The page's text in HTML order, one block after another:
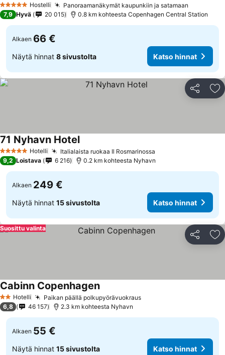
5 TähtiluokitusHostelli Panoraamanäkymät kaupunkiin ja satamaan
7,9 Hyvä 20 015 0.8 km kohteesta Copenhagen Central Station
Alkaen 66 €
Näytä hinnat 8 sivustolta Katso hinnat
Jaa
5 Tähtiluokitus
Hotelli Italialaista ruokaa Il Rosmarinossa
71 Nyhavn Hotel
9,2 Loistava 6 216 0.2 km kohteesta Nyhavn
Alkaen 249 €
Näytä hinnat 15 sivustolta Katso hinnat
Jaa
Suosittu valinta
2 Tähtiluokitus
Hotelli Paikan päällä polkupyörävuokraus
Cabinn Copenhagen
6,8 46 157 2.3 km kohteesta Nyhavn
Alkaen 55 €
Näytä hinnat 15 sivustolta Katso hinnat